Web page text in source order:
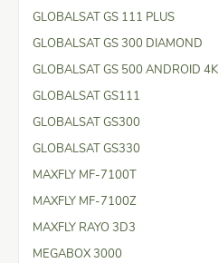
GLOBALSAT GS 111 PLUS
GLOBALSAT GS 300 DIAMOND
GLOBALSAT GS 500 ANDROID 4K
GLOBALSAT GS111
GLOBALSAT GS300
GLOBALSAT GS330
MAXFLY MF-7100T
MAXFLY MF-7100Z
MAXFLY RAYO 3D3
MEGABOX 3000